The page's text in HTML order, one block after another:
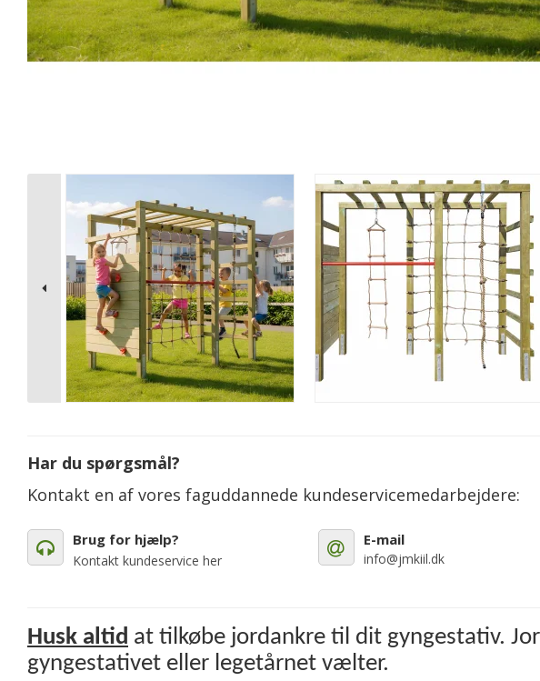
Har du spørgsmål?
Kontakt en af vores faguddannede kundeservicemedarbejdere:
Brug for hjælp?
Kontakt kundeservice her
E-mail
info@jmkiil.dk
Husk altid at tilkøbe jordankre til dit gyngestativ.
gyngestativet eller legetårnet vælter.